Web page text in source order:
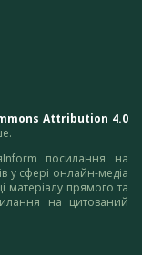
Attribution 4.0
посилання на
у сфері онлайн-медіа
матеріалу прямого та
на цитований